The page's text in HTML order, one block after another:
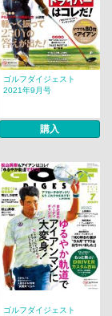
ゴルフダイジェスト
2021年9月号
購入
ゴルフダイジェスト